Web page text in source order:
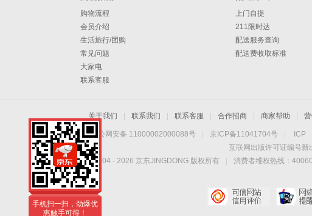
购物流程
会员介绍
生活旅行/团购
常见问题
大家电
联系客服
上门自提
211限时达
配送服务查询
配送费收取标准
关于我们 联系我们 联系客服 合作招商 商家帮助
京公网安备 11000002000088号 京ICP备11041704号 ICP
互联网出版许可证编号新
Copyright © 2004 - 2026 京东JINGDONG 版权所有 消费者维权热线：
手机扫一扫，劲爆优
惠触手可得！
手机扫一扫，劲爆优